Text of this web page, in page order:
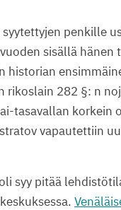
penkille
sisällä
historian
rikoslain 282 §: n
tasavallan korkein
vapautettiin
syy pitää